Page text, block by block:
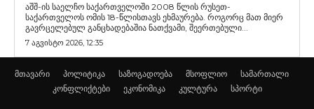
აშშ-ის საელჩო საქართველოში 2008 წლის რუსეთ-
საქართველოს ომის 18-წლისთავს ეხმაურება. როგორც მათ მიერ
გავრცელებულ განცხადებაშია ნათქვამი, შეერთებული...
7 აგვისტო 2026, 12:35
მთავარი პოლიტიკა საზოგადოება მსოფლიო
სამართალი
კონფლიქტები
ეკონომიკა კულტურა სპორტი